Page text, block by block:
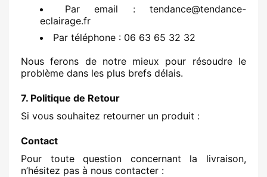
Par email : tendance@tendance-
eclairage.fr
Par téléphone : 06 63 65 32 32
Nous ferons de notre mieux pour résoudre le
problème dans les plus brefs délais.
7. Politique de Retour
Si vous souhaitez retourner un produit :
Contact
Pour toute question concernant la livraison,
n’hésitez pas à nous contacter :